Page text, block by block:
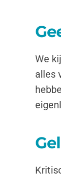
We
alles